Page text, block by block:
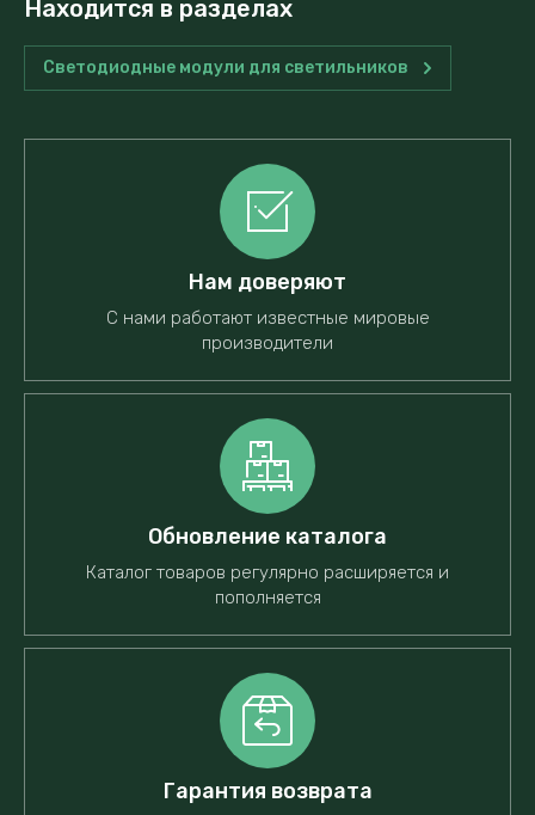
Находится в разделах
Светодиодные модули для светильников
Нам доверяют
С нами работают известные мировые
производители
Обновление каталога
Каталог товаров регулярно расширяется и
пополняется
Гарантия возврата